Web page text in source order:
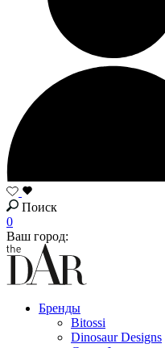
Поиск
0
Ваш город:
Бренды
Bitossi
Dinosaur Designs